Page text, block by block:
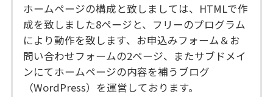
ホームページの構成と致しましては、HTMLで作
成を致しました8ページと、フリーのプログラム
により動作を致します、お申込みフォーム＆お
問い合わせフォームの2ページ、またサブドメイ
ンにてホームページの内容を補うブログ
（WordPress）を運営しております。